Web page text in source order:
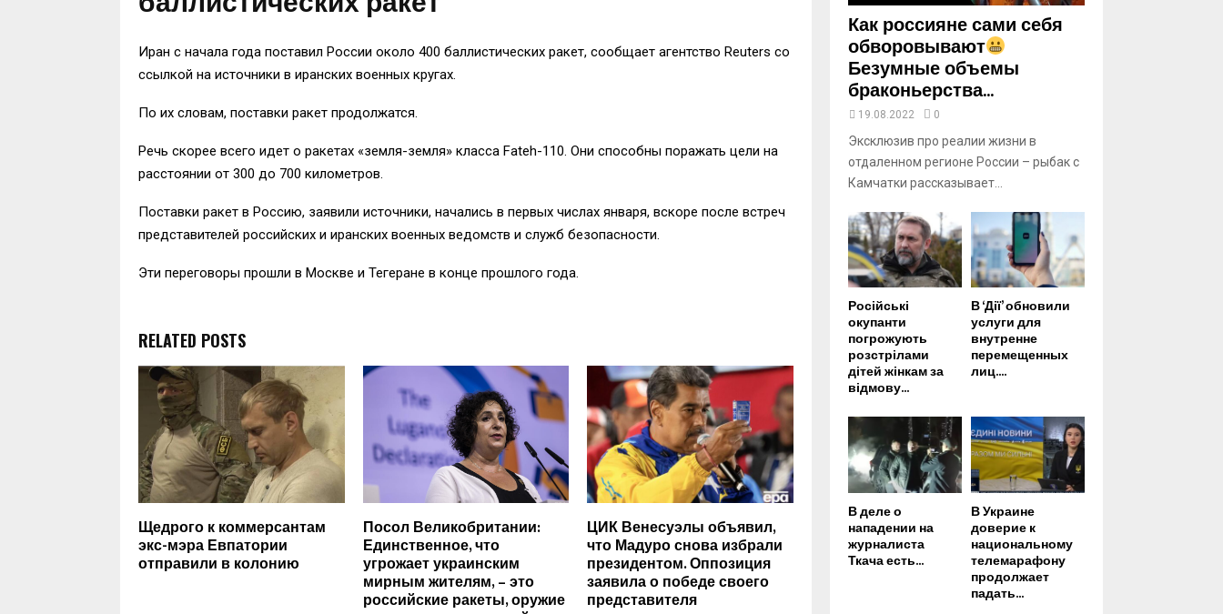
Иран с начала года поставил России около 400 баллистических ракет, сообщает агентство Reuters со
ссылкой на источники в иранских военных кругах.
По их словам, поставки ракет продолжатся.
Речь скорее всего идет о ракетах «земля-земля» класса Fateh-110. Они способны поражать цели на
расстоянии от 300 до 700 километров.
Поставки ракет в Россию, заявили источники, начались в первых числах января, вскоре после встреч
представителей российских и иранских военных ведомств и служб безопасности.
Эти переговоры прошли в Москве и Тегеране в конце прошлого года.
RELATED POSTS
Щедрого к коммерсантам
экс-мэра Евпатории
отправили в колонию
Посол Великобритании:
Единственное, что
угрожает украинским
мирным жителям, – это
российские ракеты, оружие
ЦИК Венесуэлы объявил,
что Мадуро снова избрали
президентом. Оппозиция
заявила о победе своего
представителя
b
eКак россияне сами себя
обворовывают
Безумные объемы
браконьерства...
19.08.2022 0
Эксклюзив про реалии жизни в
отдаленном регионе России – рыбак с
Камчатки рассказывает...
Російські
окупанти
погрожують
розстрілами
дітей жінкам за
відмову...
В ‘Дії’ обновили
услуги для
внутренне
перемещенных
лиц....
В деле о
нападении на
журналиста
Ткача есть...
В Украине
доверие к
национальному
телемарафону
продолжает
падать...